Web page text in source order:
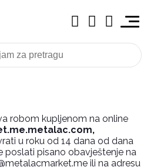
robom kupljenom na online
u roku od 14 dana od dana
poslati pisano obavještenje na
ili na adresu